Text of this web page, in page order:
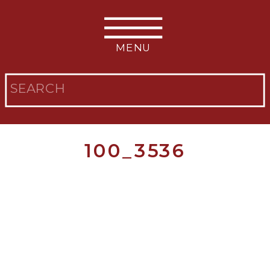
Search
MENU
100_3536